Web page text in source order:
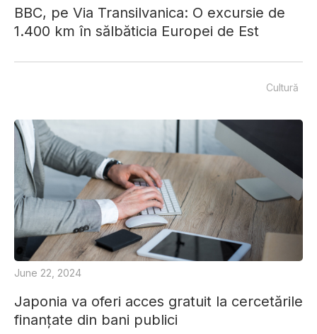
BBC, pe Via Transilvanica: O excursie de
1.400 km în sălbăticia Europei de Est
Cultură
Japonia va oferi acces gratuit la cercetările
finanțate din bani publici
June 22, 2024